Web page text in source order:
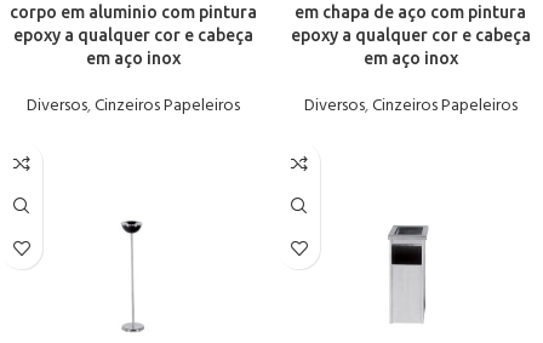
corpo em aluminio com pintura
epoxy a qualquer cor e cabeça
em aço inox
Diversos,Cinzeiros Papeleiros
em chapa de aço com pintura
epoxy a qualquer cor e cabeça
em aço inox
Diversos,Cinzeiros Papeleiros